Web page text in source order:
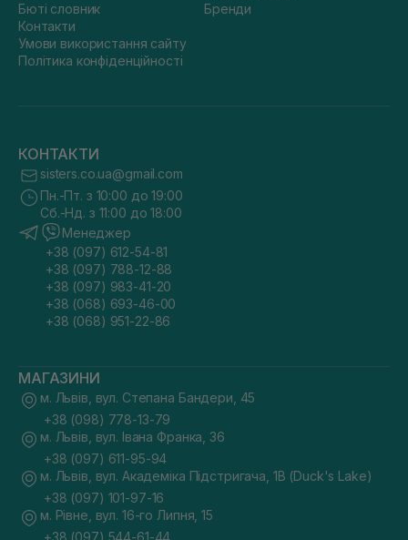
Бюті словник
Контакти
Умови використання сайту
Політика конфіденційності
Бренди
КОНТАКТИ
sisters.co.ua@gmail.com
Пн.-Пт. з 10:00 до 19:00
Сб.-Нд. з 11:00 до 18:00
Менеджер
+38 (097) 612-54-81
+38 (097) 788-12-88
+38 (097) 983-41-20
+38 (068) 693-46-00
+38 (068) 951-22-86
МАГАЗИНИ
м. Львів, вул. Степана Бандери, 45
+38 (098) 778-13-79
м. Львів, вул. Івана Франка, 36
+38 (097) 611-95-94
м. Львів, вул. Академіка Підстригача, 1В (Duck's Lake)
+38 (097) 101-97-16
м. Рівне, вул. 16-го Липня, 15
+38 (097) 544-61-44